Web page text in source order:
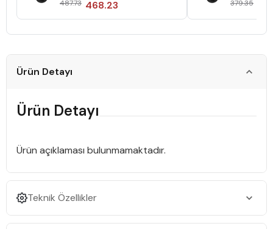
487.73 468.23
379.35
Ürün Detayı
Ürün Detayı
Ürün açıklaması bulunmamaktadır.
Teknik Özellikler